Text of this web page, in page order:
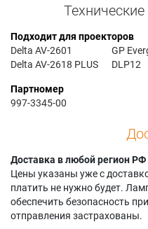
Подходит для проекторов
Delta AV-2601
Delta AV-2618 PLUS
GP
DLP12
Партномер
997-3345-00
Доставка в любой регион
Цены указаны уже с
платить не нужно будет.
обеспечить безопасность
отправления застрахованы.